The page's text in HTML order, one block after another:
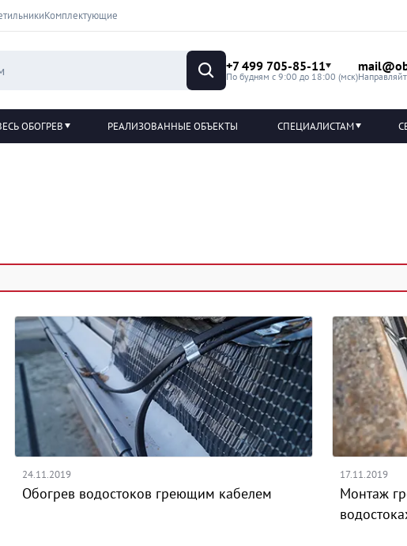
Комплектующие
+7 499 705-85-11
По будням с 9:00 до 18:00 (мск)
ОБОГРЕВ РЕАЛИЗОВАННЫЕ ОБЪЕКТЫ СПЕЦИАЛИСТАМ
24.11.2019
Обогрев водостоков греющим кабелем
17.11.2019
Монтаж